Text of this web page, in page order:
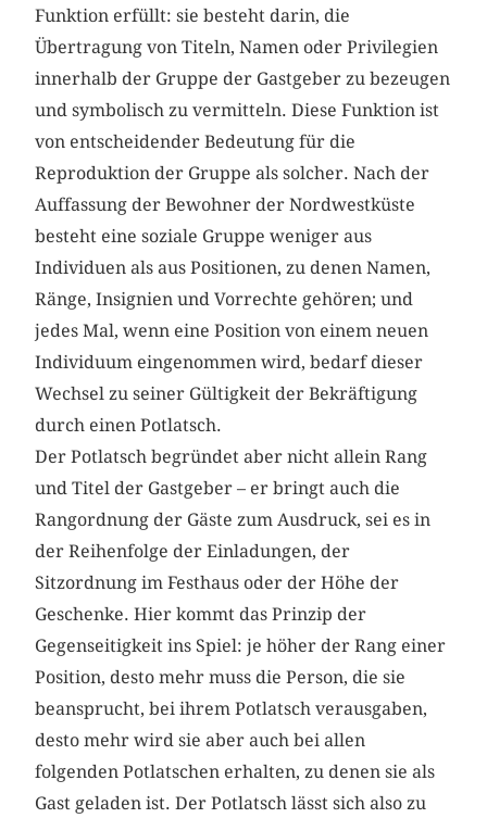
Funktion erfüllt: sie besteht darin, die
Übertragung von Titeln, Namen oder Privilegien
innerhalb der Gruppe der Gastgeber zu bezeugen
und symbolisch zu vermitteln. Diese Funktion ist
von entscheidender Bedeutung für die
Reproduktion der Gruppe als solcher. Nach der
Auffassung der Bewohner der Nordwestküste
besteht eine soziale Gruppe weniger aus
Individuen als aus Positionen, zu denen Namen,
Ränge, Insignien und Vorrechte gehören; und
jedes Mal, wenn eine Position von einem neuen
Individuum eingenommen wird, bedarf dieser
Wechsel zu seiner Gültigkeit der Bekräftigung
durch einen Potlatsch.
Der Potlatsch begründet aber nicht allein Rang
und Titel der Gastgeber – er bringt auch die
Rangordnung der Gäste zum Ausdruck, sei es in
der Reihenfolge der Einladungen, der
Sitzordnung im Festhaus oder der Höhe der
Geschenke. Hier kommt das Prinzip der
Gegenseitigkeit ins Spiel: je höher der Rang einer
Position, desto mehr muss die Person, die sie
beansprucht, bei ihrem Potlatsch verausgaben,
desto mehr wird sie aber auch bei allen
folgenden Potlatschen erhalten, zu denen sie als
Gast geladen ist. Der Potlatsch lässt sich also zu